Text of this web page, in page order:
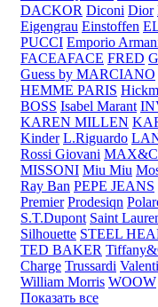
DACKOR Diconi Dior
Eigengrau Einstoffen
PUCCI Emporio
FACEAFACE FRED
Guess by MARCIANO
HEMME PARIS
BOSS Isabel Marant
KAREN MILLEN
Kinder L.Riguardo
Rossi Giovani
MISSONI Miu Miu
Ray Ban PEPE JEANS
Premier Prodesiqn
S.T.Dupont Saint
Silhouette STEEL
TED BAKER
Charge Trussardi
William Morris WOOW
Показать все